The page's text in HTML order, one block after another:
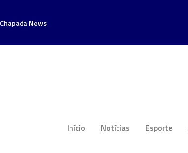
Chapada News
Início Notícias Esporte